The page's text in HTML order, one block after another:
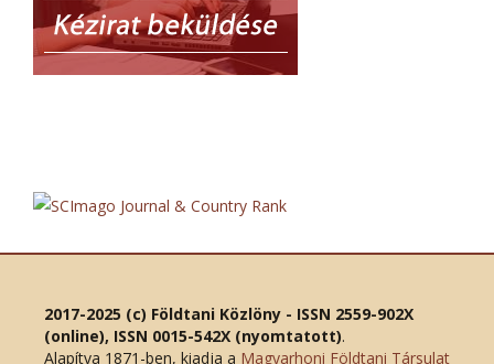
2017-2025 (c) Földtani Közlöny - ISSN 2559-902X
(online), ISSN 0015-542X (nyomtatott).
Alapítva 1871-ben, kiadja a Magyarhoni Földtani Társulat